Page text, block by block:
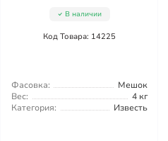
В наличии
Код Товара: 14225
Фасовка:
Мешок
Вес:
4 кг
Категория:
Известь